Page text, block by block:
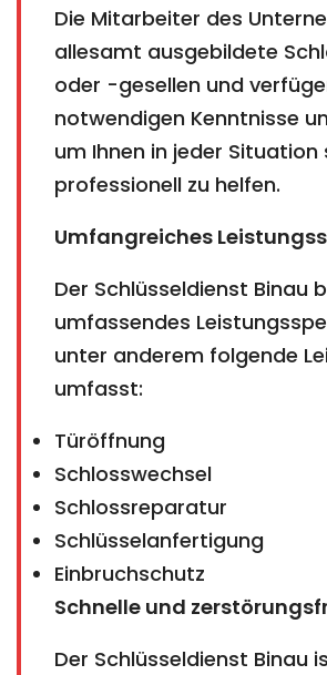
Die Mitarbeiter des
allesamt ausgebildete
oder -gesellen und
notwendigen Kenntnisse
um Ihnen in jeder Situation
professionell zu helfen.
Umfangreiches
Der Schlüsseldienst Binau
umfassendes
unter anderem folgende
umfasst:
Türöffnung
Schlosswechsel
Schlossreparatur
Schlüsselanfertigung
Einbruchschutz
Schnelle und
Der Schlüsseldienst Binau